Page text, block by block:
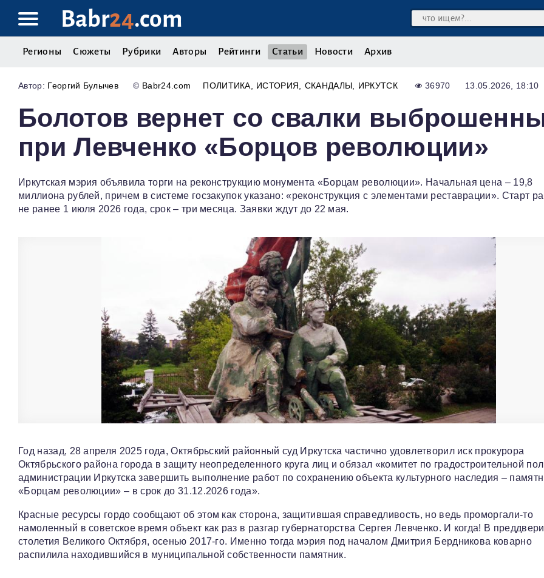
Babr24.com
Регионы Сюжеты Рубрики Авторы Рейтинги Статьи Новости Архив
Георгий Булычев © Babr24.com ПОЛИТИКА ИСТОРИЯ СКАНДАЛЫ ИРКУТСК 36970 13.05.2026, 18:10
Болотов вернет со свалки
при Левченко «Борцов революции»
Иркутская мэрия объявила торги на реконструкцию монумента «Борцам революции». Начальная цена – 19,8
миллиона рублей, причем в системе госзакупок указано: «реконструкция с элементами реставрации». Старт
не ранее 1 июля 2026 года, срок – три месяца. Заявки ждут до 22 мая.
Год назад, 28 апреля 2025 года, Октябрьский районный суд Иркутска частично удовлетворил иск прокурора
Октябрьского района города в защиту неопределенного круга лиц и обязал «комитет по градостроительной
администрации Иркутска завершить выполнение работ по сохранению объекта культурного наследия –
«Борцам революции» – в срок до 31.12.2026 года».
Красные ресурсы гордо сообщают об этом как сторона, защитившая справедливость, но ведь проморгали-то
намоленный в советское время объект как раз в разгар губернаторства Сергея Левченко. И когда! В
столетия Великого Октября, осенью 2017-го. Именно тогда мэрия под началом Дмитрия Бердникова коварно
распилила находившийся в муниципальной собственности памятник.